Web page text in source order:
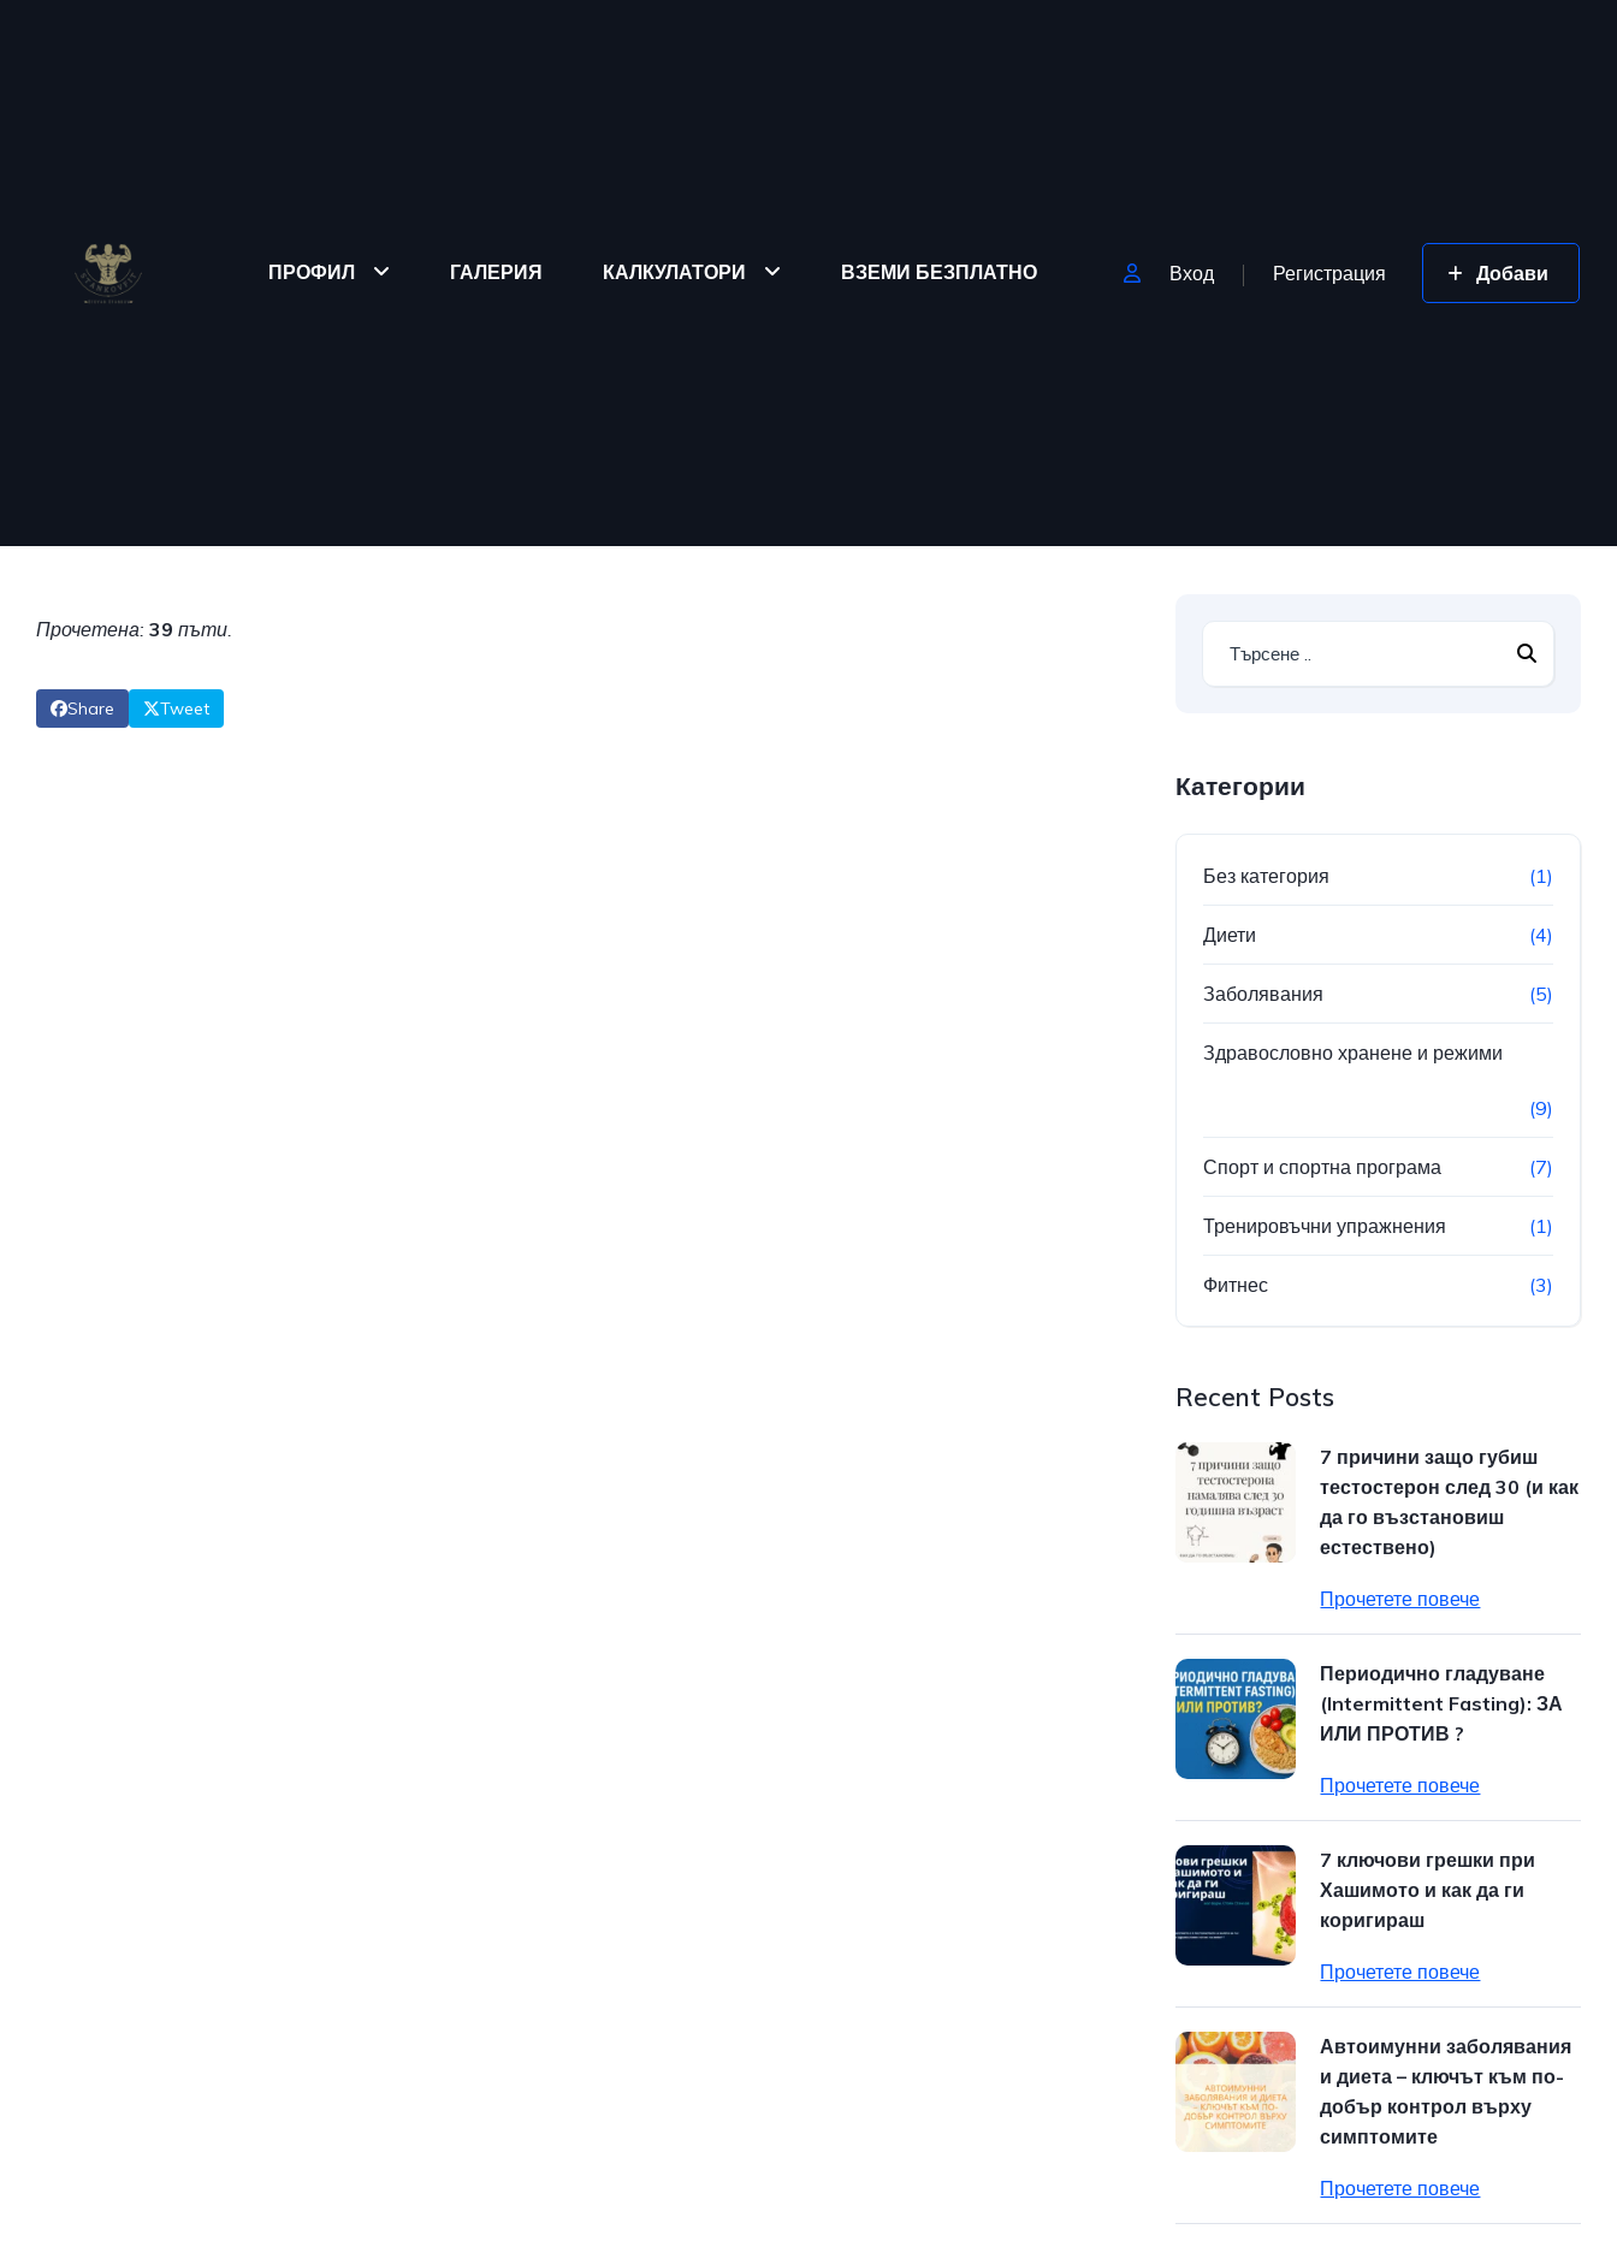
ПРОФИЛ ГАЛЕРИЯ КАЛКУЛАТОРИ ВЗЕМИ БЕЗПЛАТНО Вход Регистрация Добави
Прочетена: 39 пъти.
Share Tweet
Категории
Без категория (1)
Диети (4)
Заболявания (5)
Здравословно хранене и режими
(9)
Спорт и спортна програма (7)
Тренировъчни упражнения (1)
Фитнес (3)
Recent Posts
7 причини защо губиш
тестостерон след 30 (и как
да го възстановиш
естествено)
Прочетете повече
Периодично гладуване
(Intermittent Fasting): ЗА
ИЛИ ПРОТИВ ?
Прочетете повече
7 ключови грешки при
Хашимото и как да ги
коригираш
Прочетете повече
Автоимунни заболявания
и диета – ключът към по-
добър контрол върху
симптомите
Прочетете повече